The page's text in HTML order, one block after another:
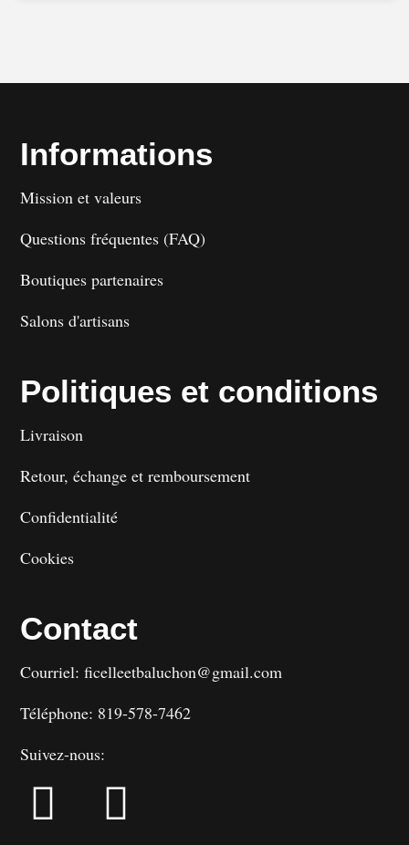
Informations
Mission et valeurs
Questions fréquentes (FAQ)
Boutiques partenaires
Salons d'artisans
Politiques et conditions
Livraison
Retour, échange et remboursement
Confidentialité
Cookies
Contact
Courriel: ficelleetbaluchon@gmail.com
Téléphone: 819-578-7462
Suivez-nous: